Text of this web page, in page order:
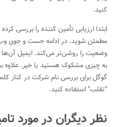
کنید.
ابتدا ارزیابی تأمین کننده را بررسی
مطمئن شوید. در ادامه جست و جوی
وضعیت را روشن‌تر می‌کند. ایمیل آن‌ها
به چیزی مشکوک هستید یا خیر. علاوه
گوگل برای بررسی نام شرکت در کنار
“تقلب” استفاده کنید.
نظر دیگران در مورد